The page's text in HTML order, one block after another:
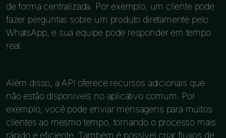
de forma centralizada. Por exemplo, um cliente pode
fazer perguntas sobre um produto diretamente pelo
WhatsApp, e sua equipe pode responder em tempo
real.
Além disso, a API oferece recursos adicionais que
não estão disponíveis no aplicativo comum. Por
exemplo, você pode enviar mensagens para muitos
clientes ao mesmo tempo, tornando o processo mais
rápido e eficiente. Também é possível criar fluxos de